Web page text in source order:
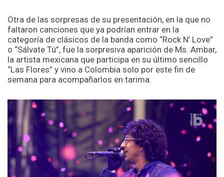
Otra de las sorpresas de su presentación, en la que no
faltaron canciones que ya podrían entrar en la
categoría de clásicos de la banda como “Rock N’ Love”
o “Sálvate Tú”, fue la sorpresiva aparición de Ms. Ambar,
la artista mexicana que participa en su último sencillo
“Las Flores” y vino a Colombia solo por este fin de
semana para acompañarlos en tarima.